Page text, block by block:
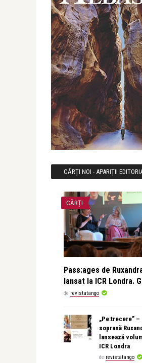
CĂRȚI NOI - APARIȚII
CĂRȚI
Pass:ages de
lansat la ICR Londra.
de revistatango
„Pe:trecere”
soprană
lansează
ICR Londra
de revistatango